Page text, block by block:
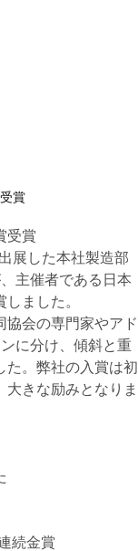
賞
受賞
展した本社製造部
主催者である日本
ました。
協会の専門家やアド
に分け、傾斜と重
た。弊社の入賞は初
きな励みとなりま
続金賞